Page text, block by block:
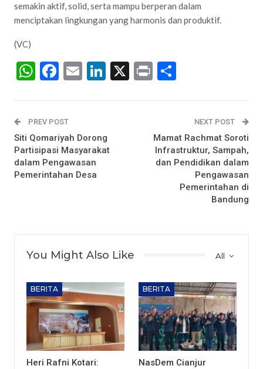
semakin aktif, solid, serta mampu berperan dalam
menciptakan lingkungan yang harmonis dan produktif.
(VC)
WhatsApp
Facebook
EmailLinkedIn
X Print
PREV POST
Siti Qomariyah Dorong
Partisipasi Masyarakat
dalam Pengawasan
Pemerintahan Desa
NEXT POST
Mamat Rachmat Soroti
Infrastruktur, Sampah,
dan Pendidikan dalam
Pengawasan
Pemerintahan di
Bandung
All
You Might Also Like
BERITA
Heri Rafni Kotari:
BERITA
NasDem Cianjur